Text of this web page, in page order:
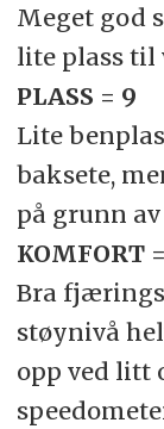
Meget god
lite plass til
PLASS = 9
Lite
baksete,
på grunn
KOMFORT
Bra
støynivå
opp ved litt